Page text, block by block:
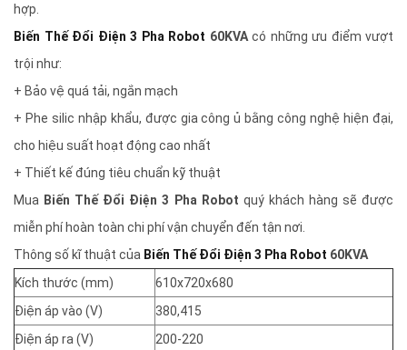
hợp.
Biến Thế Đổi Điện 3 Pha Robot 60KVA có những ưu điểm vượt
trội như:
+ Bảo vệ quá tải, ngắn mạch
+ Phe silic nhập khẩu, được gia công ủ bằng công nghệ hiện đại,
cho hiệu suất hoạt động cao nhất
+ Thiết kế đúng tiêu chuẩn kỹ thuật
Mua Biến Thế Đổi Điện 3 Pha Robot quý khách hàng sẽ được
miễn phí hoàn toàn chi phí vận chuyển đến tận nơi.
Thông số kĩ thuật của Biến Thế Đổi Điện 3 Pha Robot 60KVA
Kích thước (mm)
610x720x680
Điện áp vào (V)
380,415
Điện áp ra (V)
200-220